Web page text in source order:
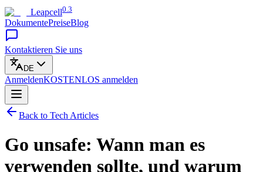
Leapcell0.3
DokumentePreiseBlog
Kontaktieren Sie uns
DE
AnmeldenKOSTENLOS anmelden
Back to Tech Articles
Go unsafe: Wann man es
verwenden sollte, und warum